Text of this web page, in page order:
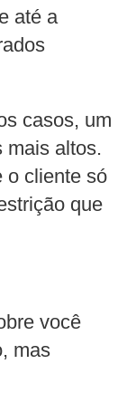
até a
casos, um
mais altos.
o cliente só
que
você
mas